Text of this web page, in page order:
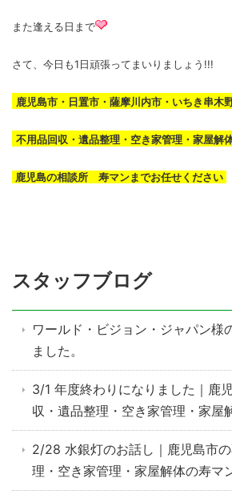
また逢える日まで
さて、今日も1日頑張ってまいりましょう!!!
鹿児島市・日置市・薩摩川内市・いちき串木
不用品回収・遺品整理・空き家管理・家屋解
鹿児島の相談所 寿マンまでお任せください
スタッフブログ
ワールド・ビジョン・ジャパン様
ました。
3/1 年度終わりになりました｜鹿
収・遺品整理・空き家管理・家屋
2/28 水銀灯のお話し｜鹿児島市
理・空き家管理・家屋解体の寿マ